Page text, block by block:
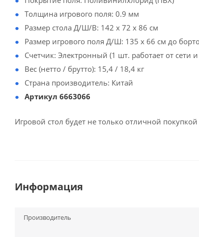
Толщина игрового поля: 0.9 мм
Размер стола Д/Ш/В: 142 х 72 х 86 см
Размер игрового поля Д/Ш: 135 х 66 см до
Счетчик: Электронный (1 шт. работает от сети
Вес (нетто / брутто): 15,4 / 18,4 кг
Страна производитель: Китай
Артикул 6663066
Игровой стол будет не только отличной
Информация
Производитель